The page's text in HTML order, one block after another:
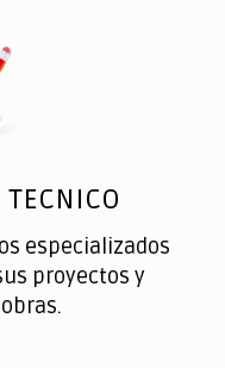
TECNICO
especializados
proyectos y